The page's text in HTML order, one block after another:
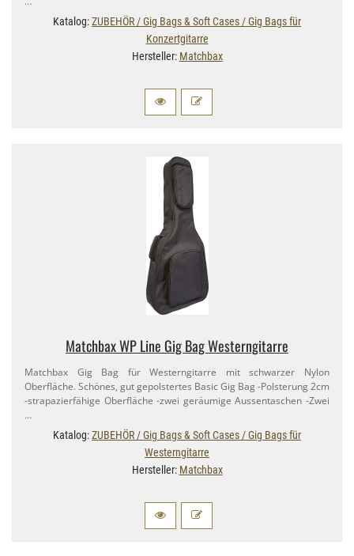
Katalog:ZUBEHÖR / Gig Bags & Soft Cases / Gig Bags für
Konzertgitarre
Hersteller: Matchbax
Matchbax WP Line Gig Bag Westerngitarre
Matchbax Gig Bag für Westerngitarre mit schwarzer Nylon
Oberfläche. Schönes, gut gepolstertes Basic Gig Bag -Polsterung 2cm
-strapazierfähige Oberfläche -zwei geräumige Aussentaschen -Zwei
…
Katalog:ZUBEHÖR / Gig Bags & Soft Cases / Gig Bags für
Westerngitarre
Hersteller: Matchbax